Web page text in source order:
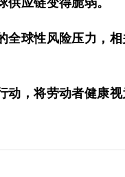
全球性风险压力，
动，将劳动者健康